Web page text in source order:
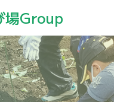
場Group